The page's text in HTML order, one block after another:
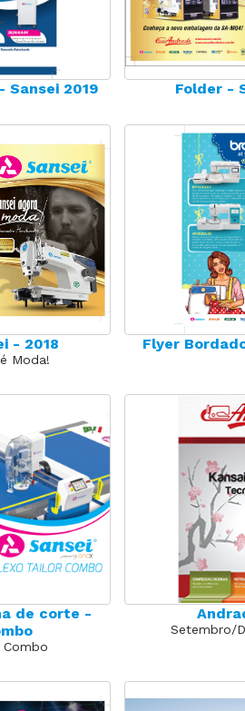
Sansei 2019 Folder -
- 2018
Moda!
Flyer
de corte -
Setembro/